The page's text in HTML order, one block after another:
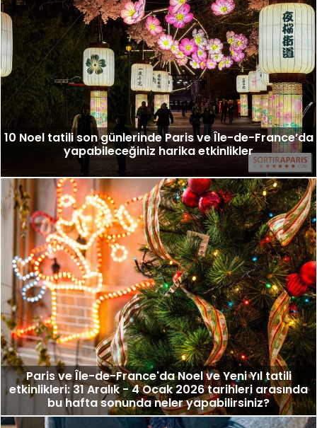
10 Noel tatili son günlerinde Paris ve Île-de-France’da
yapabileceğiniz harika etkinlikler
Paris ve Île-de-France'da Noel ve Yeni Yıl tatili
etkinlikleri: 31 Aralık - 4 Ocak 2026 tarihleri arasında
bu hafta sonunda neler yapabilirsiniz?